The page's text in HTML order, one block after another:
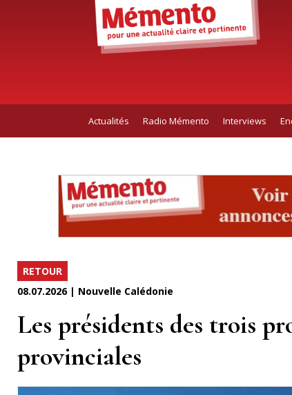
Actualités Radio Mémento Interviews
RETOUR
08.07.2026 | Nouvelle Calédonie
Les présidents des trois
provinciales